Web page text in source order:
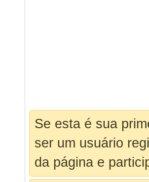
Se esta é sua
ser um usuário
da página e